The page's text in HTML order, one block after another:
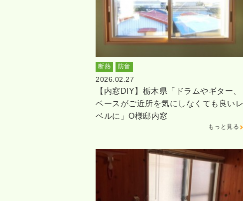
断熱 防音
2026.02.27
【内窓DIY】栃木県「ドラムやギター、
ベースがご近所を気にしなくても良いレ
ベルに」O様邸内窓
もっと見る